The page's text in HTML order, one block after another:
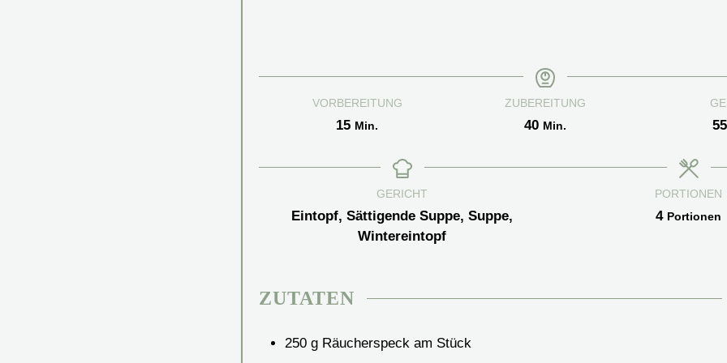
VORBEREITUNG
15Minuten
Min.
ZUBEREITUNG
40Minuten
Min. 55
GERICHT
Eintopf, Sättigende Suppe, Suppe,
Wintereintopf
PORTIONEN
4 Portionen
ZUTATEN
250 g Räucherspeck am Stück